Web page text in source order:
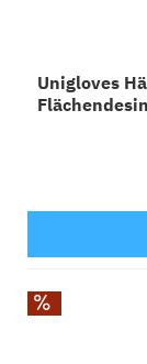
Unigloves